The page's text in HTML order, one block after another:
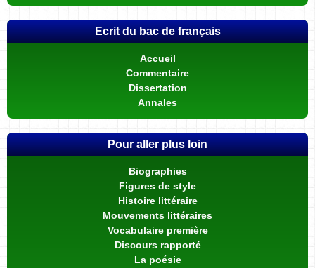
Ecrit du bac de français
Accueil
Commentaire
Dissertation
Annales
Pour aller plus loin
Biographies
Figures de style
Histoire littéraire
Mouvements littéraires
Vocabulaire première
Discours rapporté
La poésie